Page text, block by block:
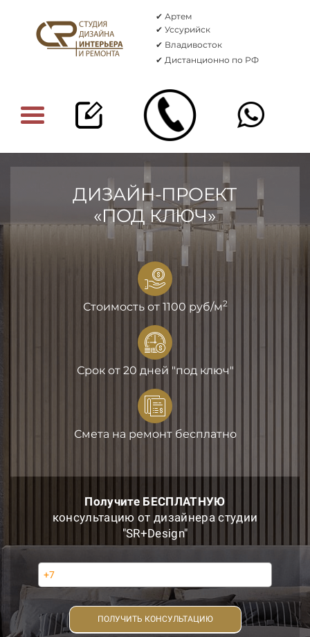
✔ Артем
✔ Уссурийск
✔ Владивосток
✔ Дистанционно по РФ
ДИЗАЙН-ПРОЕКТ
«ПОД КЛЮЧ»
Стоимость от 1100 руб/м2
Срок от 20 дней "под ключ"
Смета на ремонт бесплатно
Получите БЕСПЛАТНУЮ
консультацию от дизайнера студии
"SR+Design"
ПОЛУЧИТЬ КОНСУЛЬТАЦИЮ